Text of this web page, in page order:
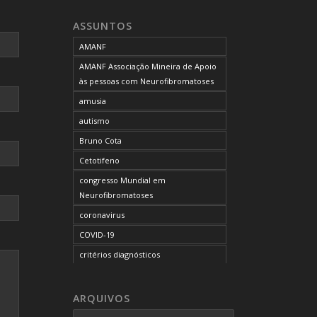
neurofibromatose do tipo 2
neurofibromatoses
OCUPAÇÃO DO BLOG
onde tratar
problemas comportamentais
reunião mensal da AMANF
selumetinibe
Sem categoria
SUS
TDAH
tratamento
periférico
ASSUNTOS
AMANF
AMANF Associação Mineira de Apoio
às pessoas com Neurofibromatoses
amusia
autismo
Bruno Cota
Cetotifeno
congresso Mundial em
Neurofibromatoses
coronavirus
COVID-19
critérios diagnósticos
curso de capacitação
ARQUIVOS